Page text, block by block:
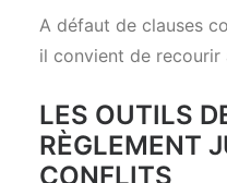
A défaut de clauses
il convient de recourir
LES OUTILS
RÈGLEMENT
CONFLITS